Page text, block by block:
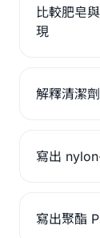
比較肥皂
現
解釋清潔
寫出
寫出聚酯